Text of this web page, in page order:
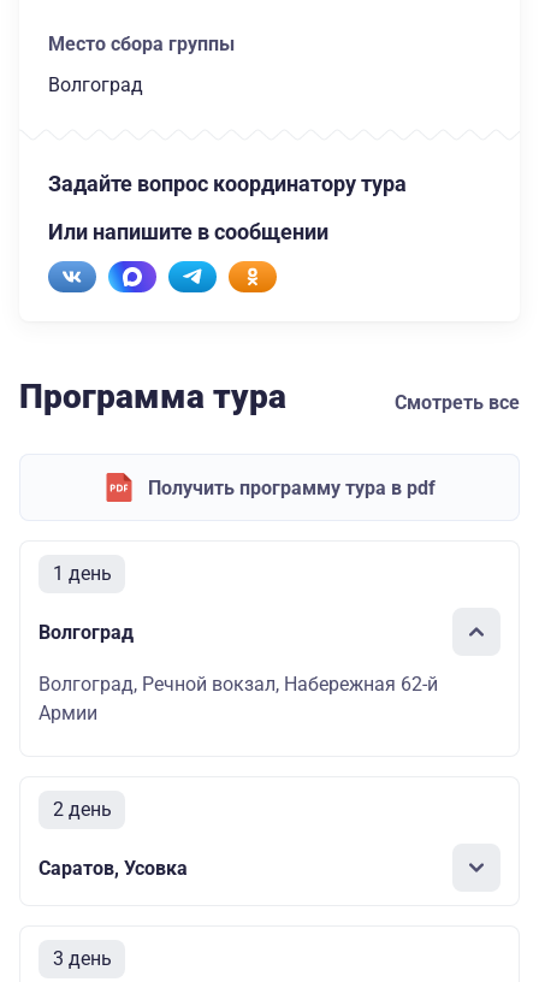
Место сбора группы
Волгоград
Задайте вопрос координатору тура
Или напишите в сообщении
Программа тура Смотреть все
Получить программу тура в pdf
1 день
Волгоград
Волгоград, Речной вокзал, Набережная 62-й
Армии
2 день
Саратов, Усовка
3 день